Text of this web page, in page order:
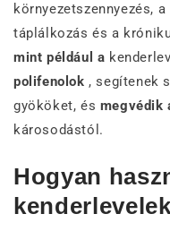
környezetszennyezés,
táplálkozás és a
mint például a
polifenolok , segítenek
gyököket, és megvédik
károsodástól.
Hogyan